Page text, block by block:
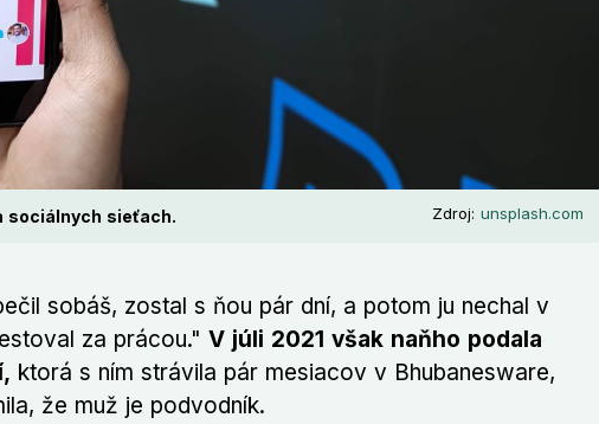
sociálnych sieťach. Zdroj: unsplash.com
sobáš, zostal s ňou pár dní, a potom ju nechal v
za prácou." V júli 2021 však naňho podala
ktorá s ním strávila pár mesiacov v Bhubanesware,
že muž je podvodník.